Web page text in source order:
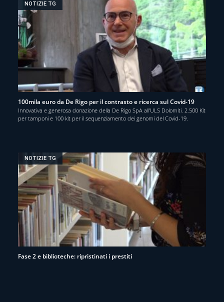
NOTIZIE TG
100mila euro da De Rigo per il contrasto e ricerca sul Covid-19
Innovativa e generosa donazione della De Rigo SpA all’ULS Dolomiti. 2.500 Kit
per tamponi e 100 kit per il sequenziamento dei genomi del Covid-19.
NOTIZIE TG
Fase 2 e biblioteche: ripristinati i prestiti